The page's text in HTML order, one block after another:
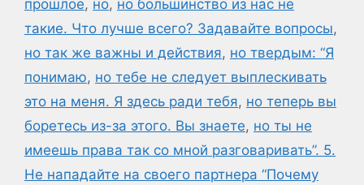
прошлое, но, но большинство из нас не
такие. Что лучше всего? Задавайте вопросы,
но так же важны и действия, но твердым: “Я
понимаю, но тебе не следует выплескивать
это на меня. Я здесь ради тебя, но теперь вы
боретесь из-за этого. Вы знаете, но ты не
имеешь права так со мной разговаривать”. 5.
Не нападайте на своего партнера “Почему